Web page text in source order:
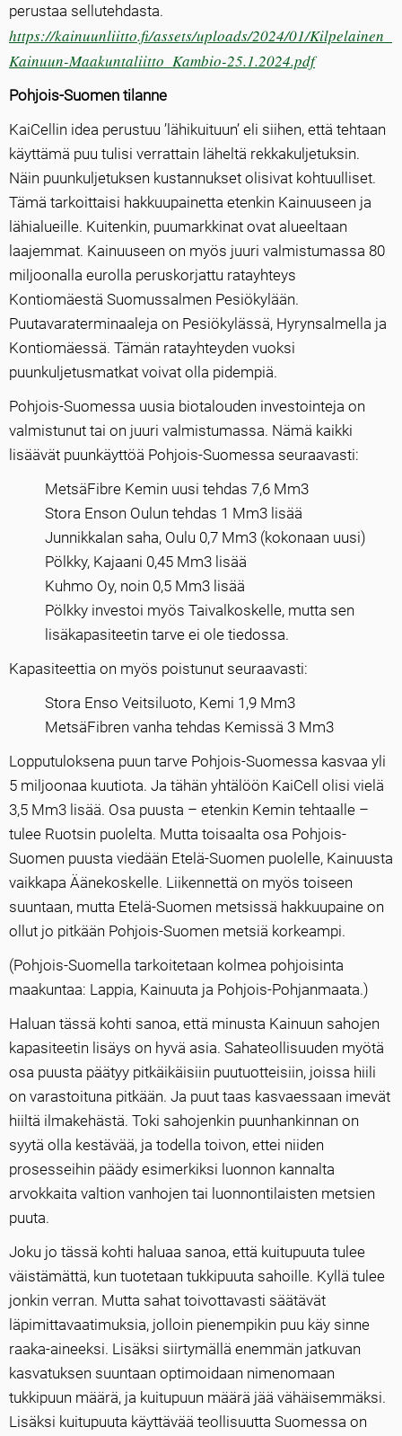
perustaa sellutehdasta.
https://kainuunliitto.fi/assets/uploads/2024/01/Kilpelainen_
Kainuun-Maakuntaliitto_Kambio-25.1.2024.pdf
Pohjois-Suomen tilanne
KaiCellin idea perustuu ’lähikuituun’ eli siihen, että tehtaan
käyttämä puu tulisi verrattain läheltä rekkakuljetuksin.
Näin puunkuljetuksen kustannukset olisivat kohtuulliset.
Tämä tarkoittaisi hakkuupainetta etenkin Kainuuseen ja
lähialueille. Kuitenkin, puumarkkinat ovat alueeltaan
laajemmat. Kainuuseen on myös juuri valmistumassa 80
miljoonalla eurolla peruskorjattu ratayhteys
Kontiomäestä Suomussalmen Pesiökylään.
Puutavaraterminaaleja on Pesiökylässä, Hyrynsalmella ja
Kontiomäessä. Tämän ratayhteyden vuoksi
puunkuljetusmatkat voivat olla pidempiä.
Pohjois-Suomessa uusia biotalouden investointeja on
valmistunut tai on juuri valmistumassa. Nämä kaikki
lisäävät puunkäyttöä Pohjois-Suomessa seuraavasti:
MetsäFibre Kemin uusi tehdas 7,6 Mm3
Stora Enson Oulun tehdas 1 Mm3 lisää
Junnikkalan saha, Oulu 0,7 Mm3 (kokonaan uusi)
Pölkky, Kajaani 0,45 Mm3 lisää
Kuhmo Oy, noin 0,5 Mm3 lisää
Pölkky investoi myös Taivalkoskelle, mutta sen
lisäkapasiteetin tarve ei ole tiedossa.
Kapasiteettia on myös poistunut seuraavasti:
Stora Enso Veitsiluoto, Kemi 1,9 Mm3
MetsäFibren vanha tehdas Kemissä 3 Mm3
Lopputuloksena puun tarve Pohjois-Suomessa kasvaa yli
5 miljoonaa kuutiota. Ja tähän yhtälöön KaiCell olisi vielä
3,5 Mm3 lisää. Osa puusta – etenkin Kemin tehtaalle –
tulee Ruotsin puolelta. Mutta toisaalta osa Pohjois-
Suomen puusta viedään Etelä-Suomen puolelle, Kainuusta
vaikkapa Äänekoskelle. Liikennettä on myös toiseen
suuntaan, mutta Etelä-Suomen metsissä hakkuupaine on
ollut jo pitkään Pohjois-Suomen metsiä korkeampi.
(Pohjois-Suomella tarkoitetaan kolmea pohjoisinta
maakuntaa: Lappia, Kainuuta ja Pohjois-Pohjanmaata.)
Haluan tässä kohti sanoa, että minusta Kainuun sahojen
kapasiteetin lisäys on hyvä asia. Sahateollisuuden myötä
osa puusta päätyy pitkäikäisiin puutuotteisiin, joissa hiili
on varastoituna pitkään. Ja puut taas kasvaessaan imevät
hiiltä ilmakehästä. Toki sahojenkin puunhankinnan on
syytä olla kestävää, ja todella toivon, ettei niiden
prosesseihin päädy esimerkiksi luonnon kannalta
arvokkaita valtion vanhojen tai luonnontilaisten metsien
puuta.
Joku jo tässä kohti haluaa sanoa, että kuitupuuta tulee
väistämättä, kun tuotetaan tukkipuuta sahoille. Kyllä tulee
jonkin verran. Mutta sahat toivottavasti säätävät
läpimittavaatimuksia, jolloin pienempikin puu käy sinne
raaka-aineeksi. Lisäksi siirtymällä enemmän jatkuvan
kasvatuksen suuntaan optimoidaan nimenomaan
tukkipuun määrä, ja kuitupuun määrä jää vähäisemmäksi.
Lisäksi kuitupuuta käyttävää teollisuutta Suomessa on